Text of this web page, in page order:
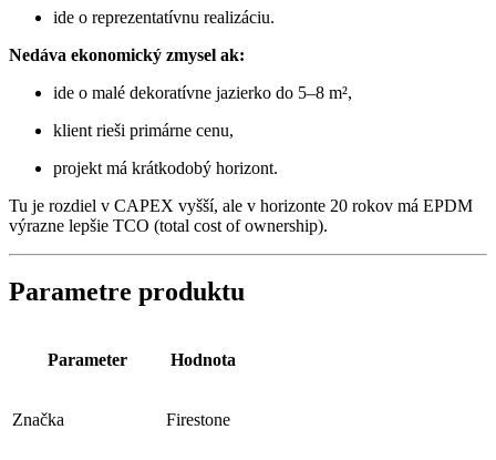
ide o reprezentatívnu realizáciu.
Nedáva ekonomický zmysel ak:
ide o malé dekoratívne jazierko do 5–8 m²,
klient rieši primárne cenu,
projekt má krátkodobý horizont.
Tu je rozdiel v CAPEX vyšší, ale v horizonte 20 rokov má EPDM
výrazne lepšie TCO (total cost of ownership).
Parametre produktu
Parameter Hodnota
Značka Firestone